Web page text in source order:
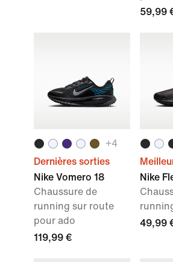
59,99
+4
Dernières sorties
Nike Vomero 18
Chaussure de
running sur route
pour ado
119,99 €
Nike
49,99